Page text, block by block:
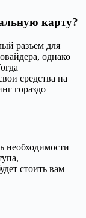
карту?
разъем для
однако
средства на
гораздо
необходимости
стоить вам